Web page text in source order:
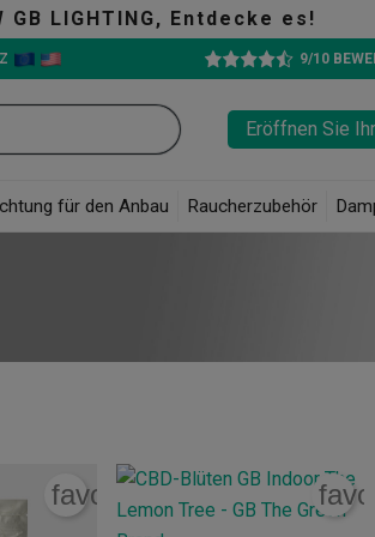
9/10
Eröffnen Sie
für den Anbau Raucherzubehör
favorite_border